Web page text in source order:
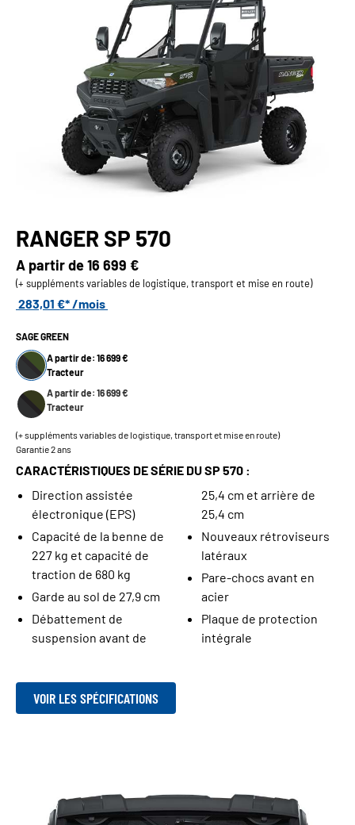
RANGER SP 570
A partir de16 699 €
(+ suppléments variables de logistique, transport et mise en route)
283,01 €* /mois
SAGE GREEN
A partir de: 16 699 €
Tracteur
A partir de: 16 699 €
Tracteur
(+ suppléments variables de logistique, transport et mise en route)
Garantie 2 ans
CARACTÉRISTIQUES DE SÉRIE DU SP 570 :
Direction assistée
électronique (EPS)
Capacité de la benne de
227 kg et capacité de
traction de 680 kg
Garde au sol de 27,9 cm
Débattement de
suspension avant de
25,4 cm et arrière de
25,4 cm
Nouveaux rétroviseurs
latéraux
Pare-chocs avant en
acier
Plaque de protection
intégrale
VOIR LES SPÉCIFICATIONS